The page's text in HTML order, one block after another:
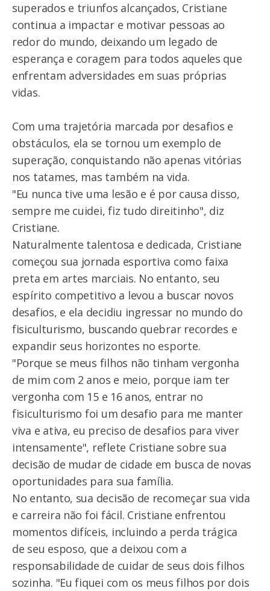
superados e triunfos alcançados, Cristiane
continua a impactar e motivar pessoas ao
redor do mundo, deixando um legado de
esperança e coragem para todos aqueles que
enfrentam adversidades em suas próprias
vidas.
Com uma trajetória marcada por desafios e
obstáculos, ela se tornou um exemplo de
superação, conquistando não apenas vitórias
nos tatames, mas também na vida.
"Eu nunca tive uma lesão e é por causa disso,
sempre me cuidei, fiz tudo direitinho", diz
Cristiane.
Naturalmente talentosa e dedicada, Cristiane
começou sua jornada esportiva como faixa
preta em artes marciais. No entanto, seu
espírito competitivo a levou a buscar novos
desafios, e ela decidiu ingressar no mundo do
fisiculturismo, buscando quebrar recordes e
expandir seus horizontes no esporte.
"Porque se meus filhos não tinham vergonha
de mim com 2 anos e meio, porque iam ter
vergonha com 15 e 16 anos, entrar no
fisiculturismo foi um desafio para me manter
viva e ativa, eu preciso de desafios para viver
intensamente", reflete Cristiane sobre sua
decisão de mudar de cidade em busca de novas
oportunidades para sua família.
No entanto, sua decisão de recomeçar sua vida
e carreira não foi fácil. Cristiane enfrentou
momentos difíceis, incluindo a perda trágica
de seu esposo, que a deixou com a
responsabilidade de cuidar de seus dois filhos
sozinha. "Eu fiquei com os meus filhos por dois